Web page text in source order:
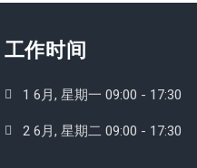
工作时间
1 6月, 星期一 09:00 - 17:30
2 6月, 星期二 09:00 - 17:30